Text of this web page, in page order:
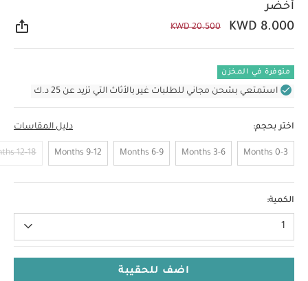
أخضر
KWD 8.000
KWD 20.500
متوفرة في المخزن
استمتعي بشحن مجاني للطلبات غير بالأثاث التي تزيد عن 25 د.ك
اختر بحجم: دليل المقاسات
0-3 Months
3-6 Months
6-9 Months
9-12 Months
12-18 Months
الكمية:
1
اضف للحقيبة